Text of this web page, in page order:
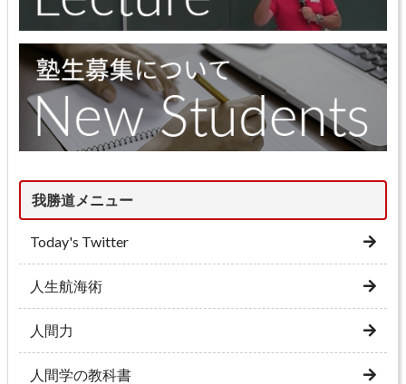
我勝道メニュー
Today's Twitter
人生航海術
人間力
人間学の教科書